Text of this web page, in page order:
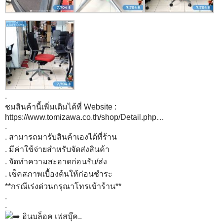
.
ชมสินค้านี้เพิ่มเติมได้ที่ Website :
https://www.tomizawa.co.th/shop/Detail.php…
.
. สามารถมารับสินค้าเองได้ที่ร้าน
. มีค่าใช้จ่ายสำหรับจัดส่งสินค้า
. จัดทำความสะอาดก่อนรับ/ส่ง
. เช็คสภาพเบื้องต้นให้ก่อนชำระ
**กรณีเร่งด่วนกรุณาโทรเข้าร้าน**
.
.
อินบล็อค เฟสบุ๊ค..